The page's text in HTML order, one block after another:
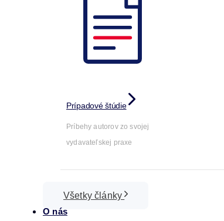
Prípadové štúdie
Príbehy autorov zo svojej
vydavateľskej praxe
Všetky články
O nás